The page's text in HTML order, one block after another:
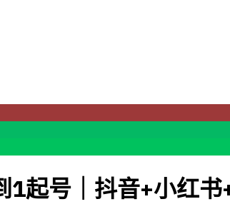
起号｜抖音+小红